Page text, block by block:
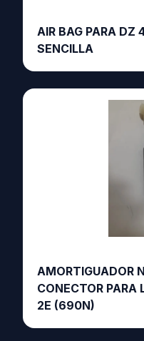
AIR BAG PARA DZ
SENCILLA
AMORTIGUADOR
CONECTOR
2E (690N)